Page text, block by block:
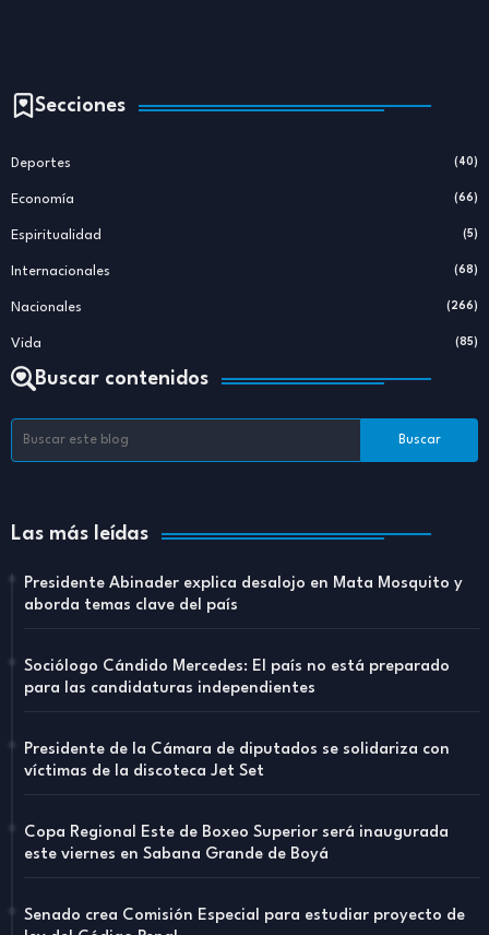
Secciones
Deportes (40)
Economía (66)
Espiritualidad (5)
Internacionales (68)
Nacionales (266)
Vida (85)
Buscar contenidos
Las más leídas
Presidente Abinader explica desalojo en Mata Mosquito y
aborda temas clave del país
Sociólogo Cándido Mercedes: El país no está preparado
para las candidaturas independientes
Presidente de la Cámara de diputados se solidariza con
víctimas de la discoteca Jet Set
Copa Regional Este de Boxeo Superior será inaugurada
este viernes en Sabana Grande de Boyá
Senado crea Comisión Especial para estudiar proyecto de